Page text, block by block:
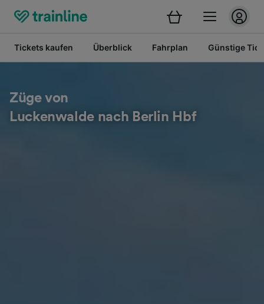
Tickets kaufen Überblick Fahrplan Günstige
Züge von
Luckenwalde nach Berlin Hbf